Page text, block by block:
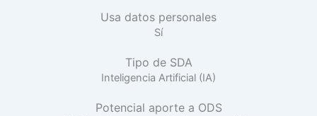
Usa datos personales
Sí
Tipo de SDA
Inteligencia Artificial (IA)
Potencial aporte a ODS